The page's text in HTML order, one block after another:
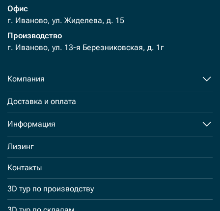
Офис
г. Иваново, ул. Жиделева, д. 15
Производство
г. Иваново, ул. 13-я Березниковская, д. 1г
Компания
Доставка и оплата
Информация
Лизинг
Контакты
3D тур по производству